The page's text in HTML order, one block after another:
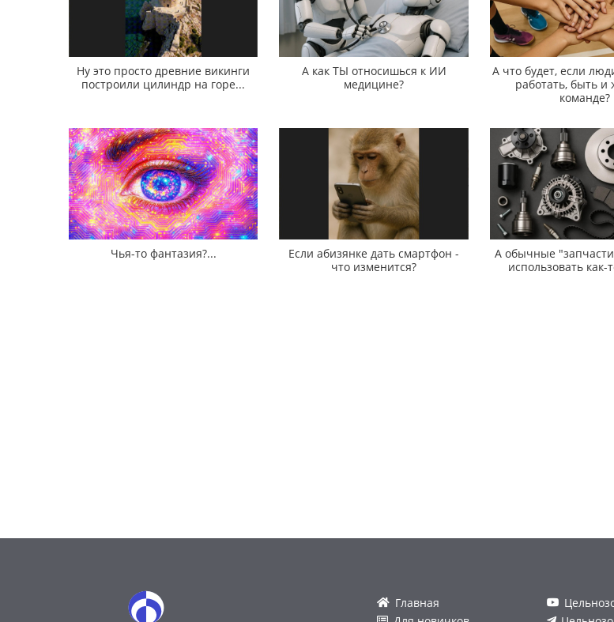
Ну это просто древние викинги
построили цилиндр на горе...
А как ТЫ относишься к ИИ
медицине?
А что будет, если
работать, быть и
команде?
Чья-то фантазия?...
Если абизянке дать смартфон -
что изменится?
А обычные
использовать как-
Главная